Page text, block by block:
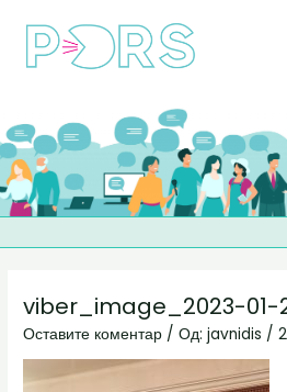
садржај
viber_image_2023-01-
Оставите коментар / Од: javnidis /
navigation